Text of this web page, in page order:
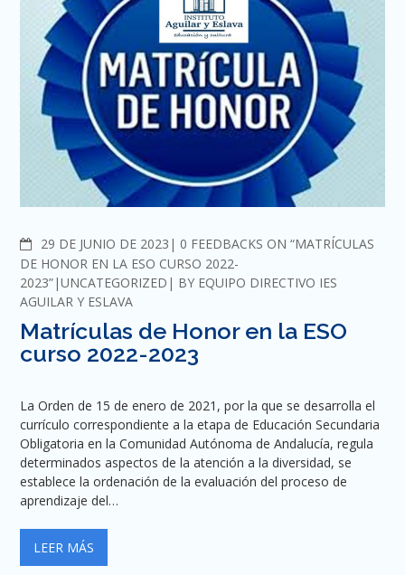
29 DE JUNIO DE 2023 COMMENTS
0 FEEDBACKS ON “MATRÍCULAS
DE HONOR EN LA ESO CURSO 2022-
2023” UNCATEGORIZED BY EQUIPO DIRECTIVO IES
AGUILAR Y ESLAVA
Matrículas de Honor en la ESO
curso 2022-2023
La Orden de 15 de enero de 2021, por la que se desarrolla el
currículo correspondiente a la etapa de Educación Secundaria
Obligatoria en la Comunidad Autónoma de Andalucía, regula
determinados aspectos de la atención a la diversidad, se
establece la ordenación de la evaluación del proceso de
aprendizaje del…
LEER MÁS